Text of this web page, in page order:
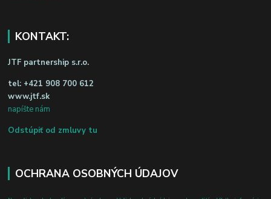
KONTAKT:
JTF partnership s.r.o.
tel: +421 908 700 612
www.jtf.sk
napíšte nám
Odstúpiť od zmluvy tu
OCHRANA OSOBNÝCH ÚDAJOV